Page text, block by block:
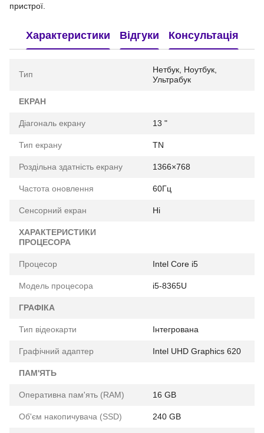
пристрої.
Характеристики Відгуки Консультація
Тип
Нетбук, Ноутбук,
Ультрабук
ЕКРАН
Діагональ екрану 13 "
Тип екрану TN
Роздільна здатність екрану 1366×768
Частота оновлення 60Гц
Сенсорний екран Ні
ХАРАКТЕРИСТИКИ
ПРОЦЕСОРА
Процесор Intel Core i5
Модель процесора i5-8365U
ГРАФІКА
Тип відеокарти Інтегрована
Графічний адаптер Intel UHD Graphics 620
ПАМ'ЯТЬ
Оперативна пам'ять (RAM) 16 GB
Об'єм накопичувача (SSD) 240 GB